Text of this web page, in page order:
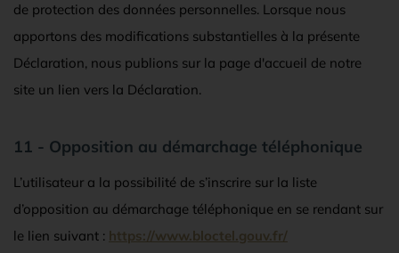
de protection des données personnelles. Lorsque nous
apportons des modifications substantielles à la présente
Déclaration, nous publions sur la page d'accueil de notre
site un lien vers la Déclaration.
11 - Opposition au démarchage téléphonique
L’utilisateur a la possibilité de s’inscrire sur la liste
d’opposition au démarchage téléphonique en se rendant sur
le lien suivant : https://www.bloctel.gouv.fr/